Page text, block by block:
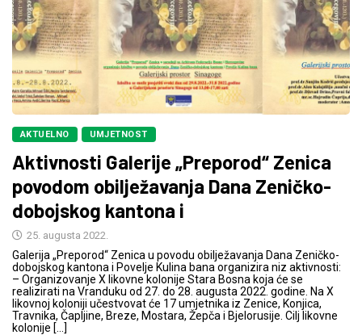
AKTUELNO UMJETNOST
Aktivnosti Galerije „Preporod“ Zenica
povodom obilježavanja Dana Zeničko-
dobojskog kantona i
25. augusta 2022.
Galerija „Preporod“ Zenica u povodu obilježavanja Dana Zeničko-
dobojskog kantona i Povelje Kulina bana organizira niz aktivnosti:
– Organizovanje X likovne kolonije Stara Bosna koja će se
realizirati na Vranduku od 27. do 28. augusta 2022. godine. Na X
likovnoj koloniji učestvovat će 17 umjetnika iz Zenice, Konjica,
Travnika, Čapljine, Breze, Mostara, Žepča i Bjelorusije. Cilj likovne
kolonije […]